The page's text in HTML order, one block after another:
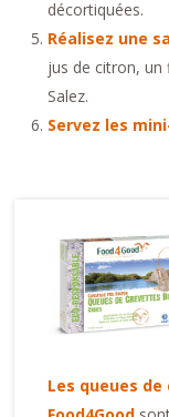
décortiquées.
Réalisez une
jus de citron, un
Salez.
Servez les
Les queues